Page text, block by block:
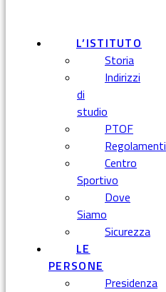
L’ISTITUTO
Storia
Indirizzi
di
studio
PTOF
Regolamenti
Centro
Sportivo
Dove
Siamo
Sicurezza
LE
PERSONE
Presidenza